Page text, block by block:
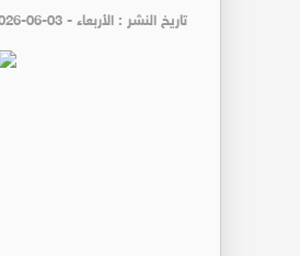
تاريخ النشر : الأربعاء - pm 02:52 | 2026-06-03